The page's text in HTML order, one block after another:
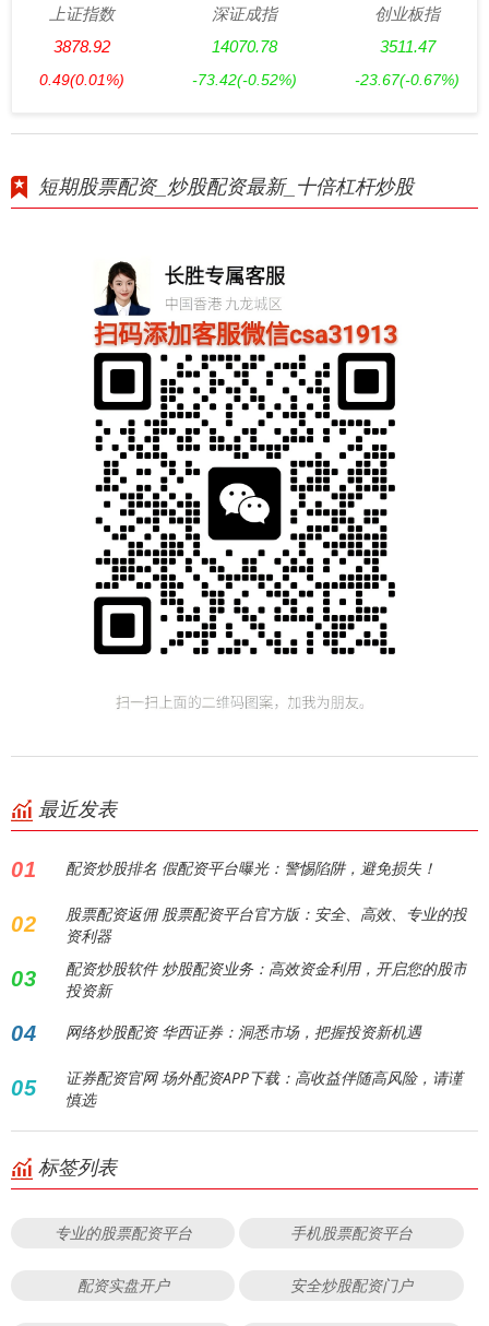
上证指数
3878.92
0.49(0.01%)
深证成指
14070.78
-73.42(-0.52%)
创业板指
3511.47
-23.67(-0.67%)
短期股票配资_炒股配资最新_十倍杠杆炒股
最近发表
01 配资炒股排名 假配资平台曝光：警惕陷阱，避免损失！
02
股票配资返佣 股票配资平台官方版：安全、高效、专业的投
资利器
03
配资炒股软件 炒股配资业务：高效资金利用，开启您的股市
投资新
04 网络炒股配资 华西证券：洞悉市场，把握投资新机遇
05
证券配资官网 场外配资APP下载：高收益伴随高风险，请谨
慎选
标签列表
专业的股票配资平台 手机股票配资平台
配资实盘开户 安全炒股配资门户